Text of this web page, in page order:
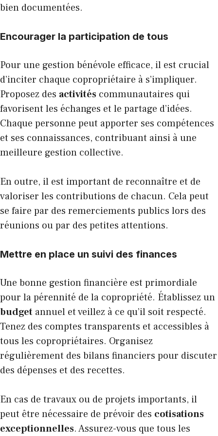
bien documentées.
Encourager la participation de tous
Pour une gestion bénévole efficace, il est crucial
d’inciter chaque copropriétaire à s’impliquer.
Proposez des activités communautaires qui
favorisent les échanges et le partage d’idées.
Chaque personne peut apporter ses compétences
et ses connaissances, contribuant ainsi à une
meilleure gestion collective.
En outre, il est important de reconnaître et de
valoriser les contributions de chacun. Cela peut
se faire par des remerciements publics lors des
réunions ou par des petites attentions.
Mettre en place un suivi des finances
Une bonne gestion financière est primordiale
pour la pérennité de la copropriété. Établissez un
budget annuel et veillez à ce qu’il soit respecté.
Tenez des comptes transparents et accessibles à
tous les copropriétaires. Organisez
régulièrement des bilans financiers pour discuter
des dépenses et des recettes.
En cas de travaux ou de projets importants, il
peut être nécessaire de prévoir des cotisations
exceptionnelles. Assurez-vous que tous les